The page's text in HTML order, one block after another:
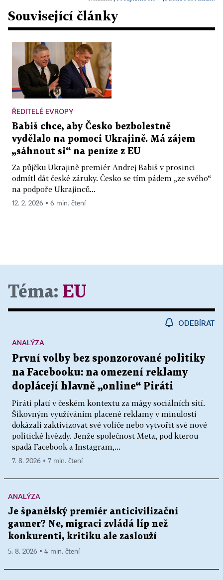
Související články
ŘEDITELÉ EVROPY
Babiš chce, aby Česko bezbolestně
vydělalo na pomoci Ukrajině. Má zájem
„sáhnout si“ na peníze z EU
Za půjčku Ukrajině premiér Andrej Babiš v prosinci
odmítl dát české záruky. Česko se tím pádem „ze svého“
na podpoře Ukrajinců...
12. 2. 2026 ▪ 6 min. čtení
Téma: EU
ODEBÍRAT
První volby bez sponzorované politiky
na Facebooku: na omezení reklamy
doplácejí hlavně „online“ Piráti
Piráti platí v českém kontextu za mágy sociálních sítí.
Šikovným využíváním placené reklamy v minulosti
dokázali zaktivizovat své voliče nebo vytvořit své nové
politické hvězdy. Jenže společnost Meta, pod kterou
spadá Facebook a Instagram,...
ANALÝZA
7. 8. 2026 ▪ 7 min. čtení
ANALÝZA
Je španělský premiér anticivilizační
gauner? Ne, migraci zvládá líp než
konkurenti, kritiku ale zaslouží
5. 8. 2026 ▪ 4 min. čtení